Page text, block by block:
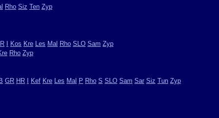
Rho Siz Ten Zyp
Kos Kre Les Mal Rho SLO Sam Zyp
Rho Zyp
GR HR Kef Kre Les Mal P Rho S SLO Sam Sar Siz Tun Zyp